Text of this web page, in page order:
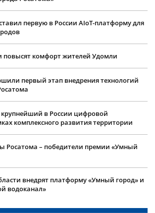
первую в России AIoT-платформу для
повысят комфорт жителей Удомли
первый этап внедрения технологий
в России цифровой
комплексного развития территории
Росатома – победители премии «Умный
внедрят платформу «Умный город» и
водоканал»